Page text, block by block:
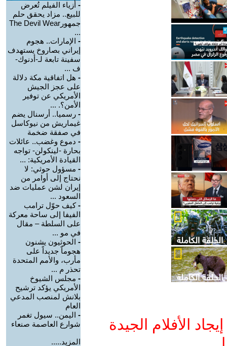
الأفلام الجيدة
- أزياء الفيلم تُعرض
للبيع.. مزاد يحقق حلم
جمهورThe Devil Wear
...
- الإمارات.. هجوم
إيراني بصاروخ يستهدف
سفينة تابعة لـ-أدنوك-
ف ...
- هل اتفاقية مكة دلالة
على عجز الجيش
الأمريكي عن توفير
الأمن؟. ...
- رسميا.. أرسنال يضم
غيماريش من نيوكاسل
في صفقة ضخمة
- دموع وغضب.. عائلات
بحارة -لينكولن- تواجه
القيادة الأمريكية: ...
- مسؤول حوثي: لا
نحتاج إلى أوامر من
إيران لشن عمليات ضد
السعود ...
-كيف حوّل ترامب
الفيفا إلى ساحة معركة
على السلطة – مقال
في مو ...
- الحوثيون يشنون
هجوماً جديداً على
مأرب، والأمم المتحدة
تحذر م ...
- مجلس الشيوخ
الأمريكي يؤكد ترشيح
بلانش لمنصب المدعي
العام
- اليمن.. سيول تغمر
شوارع العاصمة صنعاء
المزيد.....